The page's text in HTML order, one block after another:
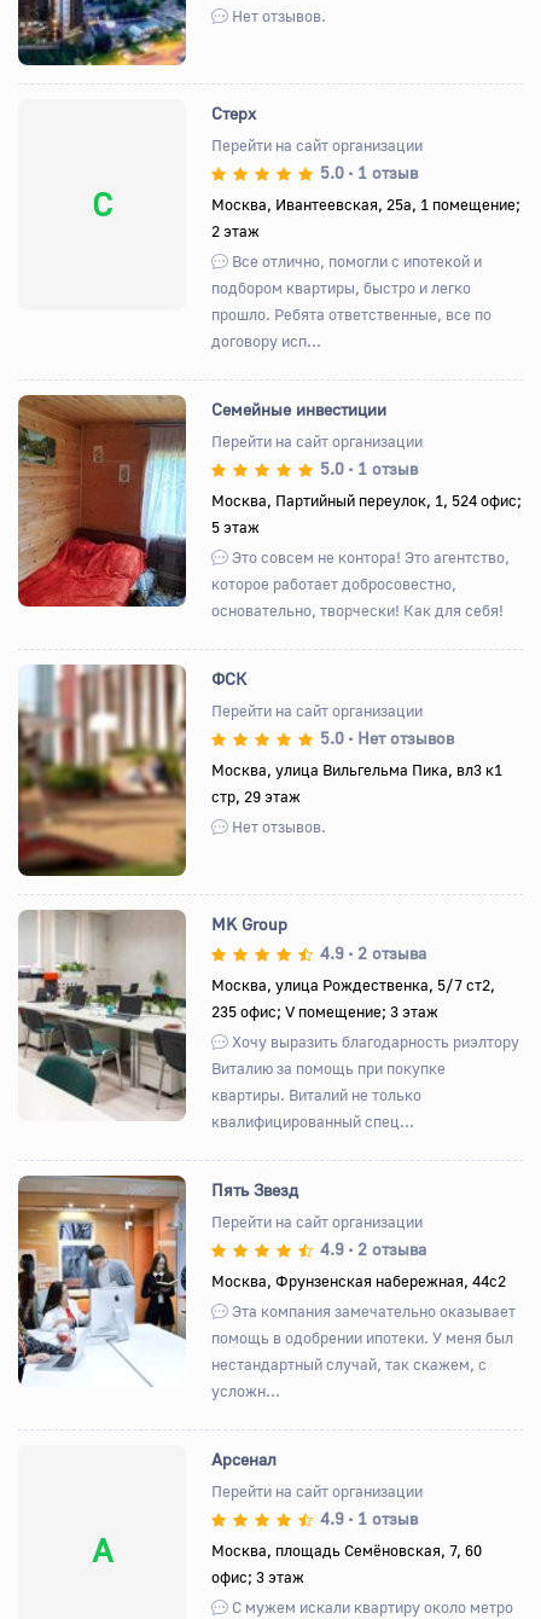
Нет отзывов.
С
Стерх
Перейти на сайт организации
5.0 • 1 отзыв
Москва, Ивантеевская, 25а, 1 помещение;
2 этаж
Все отлично, помогли с ипотекой и
подбором квартиры, быстро и легко
прошло. Ребята ответственные, все по
договору исп...
Назад Вперед
Семейные инвестиции
Перейти на сайт организации
5.0 • 1 отзыв
Москва, Партийный переулок, 1, 524 офис;
5 этаж
Это совсем не контора! Это агентство,
которое работает добросовестно,
основательно, творчески! Как для себя!
Назад Вперед
ФСК
Перейти на сайт организации
5.0 • Нет отзывов
Москва, улица Вильгельма Пика, вл3 к1
стр, 29 этаж
Нет отзывов.
Назад Вперед
MK Group
4.9 • 2 отзыва
Москва, улица Рождественка, 5/7 ст2,
235 офис; V помещение; 3 этаж
Хочу выразить благодарность риэлтору
Виталию за помощь при покупке
квартиры. Виталий не только
квалифицированный спец...
Назад Вперед
Пять Звезд
Перейти на сайт организации
4.9 • 2 отзыва
Москва, Фрунзенская набережная, 44с2
Эта компания замечательно оказывает
помощь в одобрении ипотеки. У меня был
нестандартный случай, так скажем, с
усложн...
А
Арсенал
Перейти на сайт организации
4.9 • 1 отзыв
Москва, площадь Семёновская, 7, 60
офис; 3 этаж
С мужем искали квартиру около метро